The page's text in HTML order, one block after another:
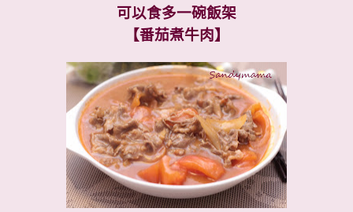
可以食多一碗飯架
【番茄煮牛肉】